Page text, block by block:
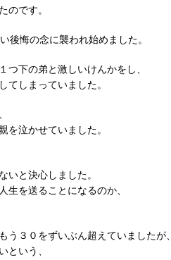
のです。
後悔の念に襲われ始めました。
つ下の弟と激しいけんかをし、
てしまっていました。
を泣かせていました。
いと決心しました。
生を送ることになるのか、
う３０をずいぶん超えていましたが、
という、